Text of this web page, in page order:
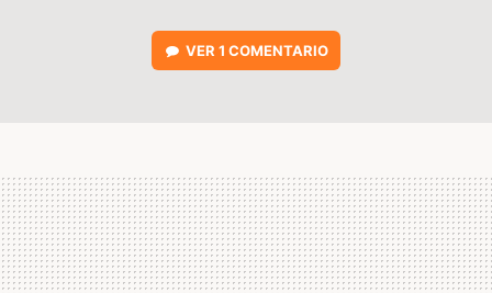
VER 1 COMENTARIO